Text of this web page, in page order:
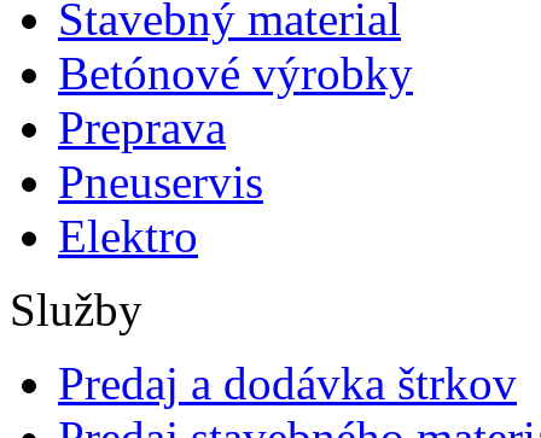
Stavebný material
Betónové výrobky
Preprava
Pneuservis
Elektro
Služby
Predaj a dodávka štrkov